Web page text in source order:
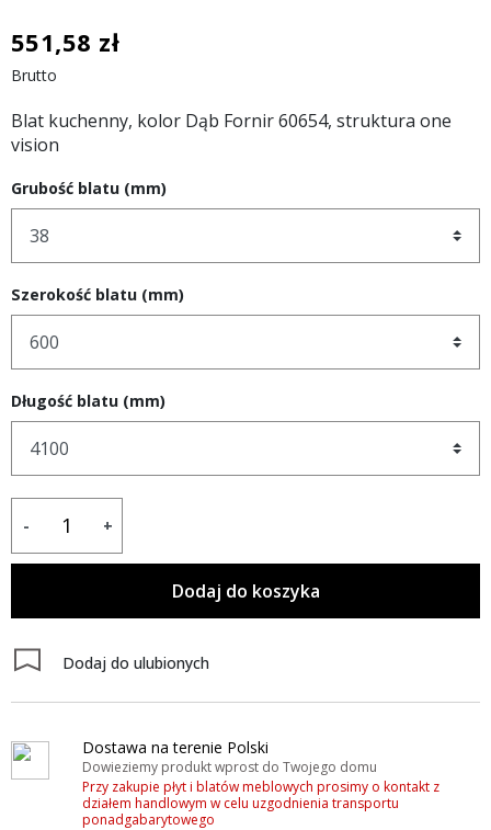
551,58 zł
Brutto
Blat kuchenny, kolor Dąb Fornir 60654, struktura one
vision
Grubość blatu (mm)
Szerokość blatu (mm)
Długość blatu (mm)
- +
Dodaj do koszyka
Dodaj do ulubionych
Dostawa na terenie Polski
Dowieziemy produkt wprost do Twojego domu
Przy zakupie płyt i blatów meblowych prosimy o kontakt z
działem handlowym w celu uzgodnienia transportu
ponadgabarytowego